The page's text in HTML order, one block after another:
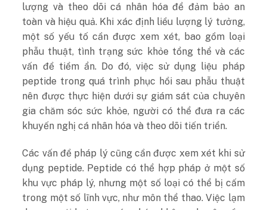
lượng và theo dõi cá nhân hóa để đảm bảo an
toàn và hiệu quả. Khi xác định liều lượng lý tưởng,
một số yếu tố cần được xem xét, bao gồm loại
phẫu thuật, tình trạng sức khỏe tổng thể và các
vấn đề tiềm ẩn. Do đó, việc sử dụng liệu pháp
peptide trong quá trình phục hồi sau phẫu thuật
nên được thực hiện dưới sự giám sát của chuyên
gia chăm sóc sức khỏe, người có thể đưa ra các
khuyến nghị cá nhân hóa và theo dõi tiến triển.
Các vấn đề pháp lý cũng cần được xem xét khi sử
dụng peptide. Peptide có thể hợp pháp ở một số
khu vực pháp lý, nhưng một số loại có thể bị cấm
trong một số lĩnh vực, như môn thể thao. Việc lạm